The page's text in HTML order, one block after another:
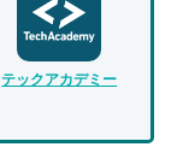
テックアカデミー